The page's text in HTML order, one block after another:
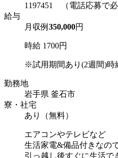
1197451 （電話応募で必
給与
月収例 350,000円
時給 1700円
※試用期間あり(2週間)時
勤務地
岩手県 釜石市
寮・社宅
あり（無料）
エアコンやテレビなど
生活家電&備品付きなので
引っ越し後すぐに生活で